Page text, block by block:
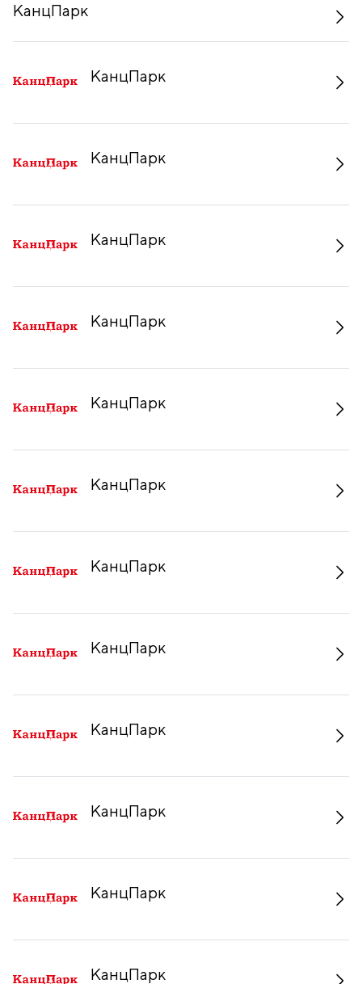
КанцПарк
КанцПарк
КанцПарк
КанцПарк
КанцПарк
КанцПарк
КанцПарк
КанцПарк
КанцПарк
КанцПарк
КанцПарк
КанцПарк
КанцПарк